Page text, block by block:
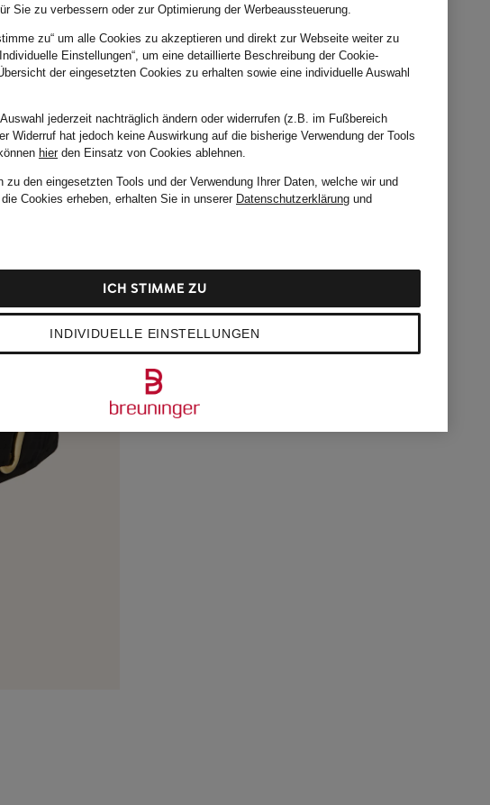
Sie zu verbessern oder zur Optimierung der Werbeaussteuerung.
zu“ um alle Cookies zu akzeptieren und direkt zur Webseite weiter zu
Einstellungen“, um eine detaillierte Beschreibung der Cookie-
der eingesetzten Cookies zu erhalten sowie eine individuelle Auswahl
jederzeit nachträglich ändern oder widerrufen (z.B. im Fußbereich
Widerruf hat jedoch keine Auswirkung auf die bisherige Verwendung der Tools
hierden Einsatz von Cookies ablehnen.
zu den eingesetzten Tools und der Verwendung Ihrer Daten, welche wir und
Cookies erheben, erhalten Sie in unserer Datenschutzerklärung und
INDIVIDUELLE EINSTELLUNGEN
ICH STIMME ZU